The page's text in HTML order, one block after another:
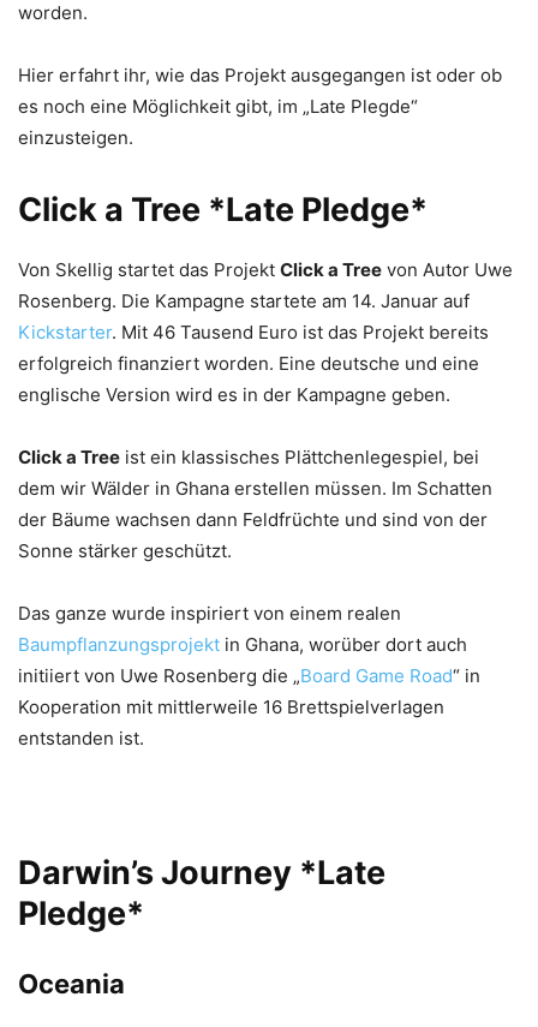
worden.
Hier erfahrt ihr, wie das Projekt ausgegangen ist oder ob
es noch eine Möglichkeit gibt, im „Late Plegde“
einzusteigen.
Click a Tree *Late Pledge*
Von Skellig startet das Projekt Click a Tree von Autor Uwe
Rosenberg. Die Kampagne startete am 14. Januar auf
Kickstarter. Mit 46 Tausend Euro ist das Projekt bereits
erfolgreich finanziert worden. Eine deutsche und eine
englische Version wird es in der Kampagne geben.
Click a Tree ist ein klassisches Plättchenlegespiel, bei
dem wir Wälder in Ghana erstellen müssen. Im Schatten
der Bäume wachsen dann Feldfrüchte und sind von der
Sonne stärker geschützt.
Das ganze wurde inspiriert von einem realen
Baumpflanzungsprojekt in Ghana, worüber dort auch
initiiert von Uwe Rosenberg die „Board Game Road“ in
Kooperation mit mittlerweile 16 Brettspielverlagen
entstanden ist.
Darwin’s Journey *Late
Pledge*
Oceania